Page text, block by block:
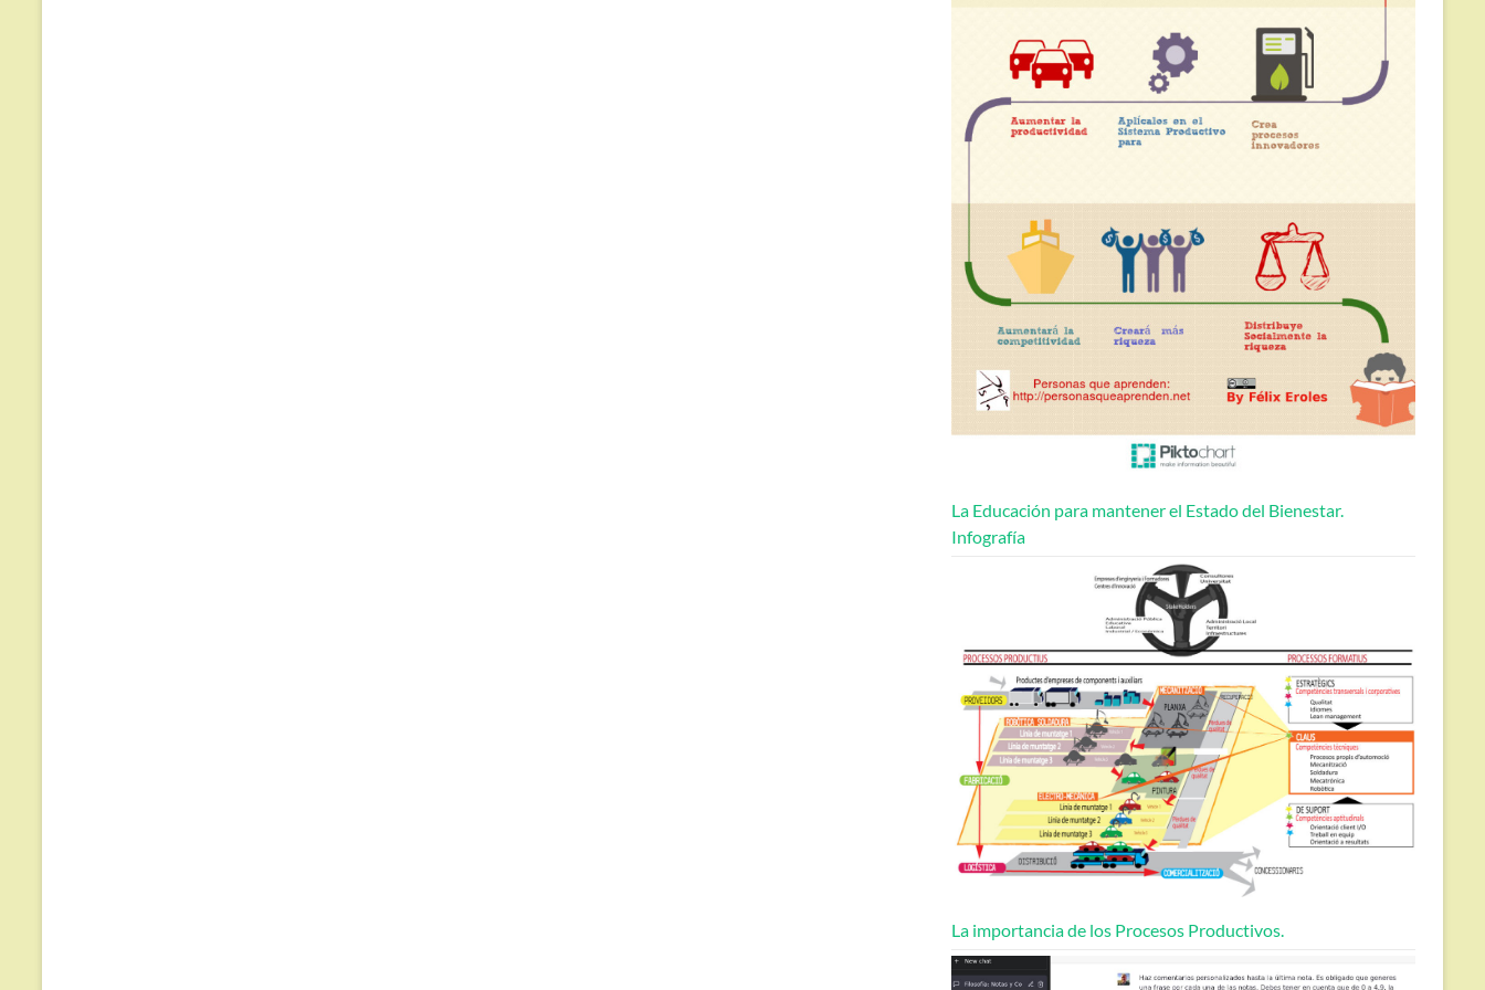
La Educación para mantener el Estado del Bienestar.
Infografía
La importancia de los Procesos Productivos.